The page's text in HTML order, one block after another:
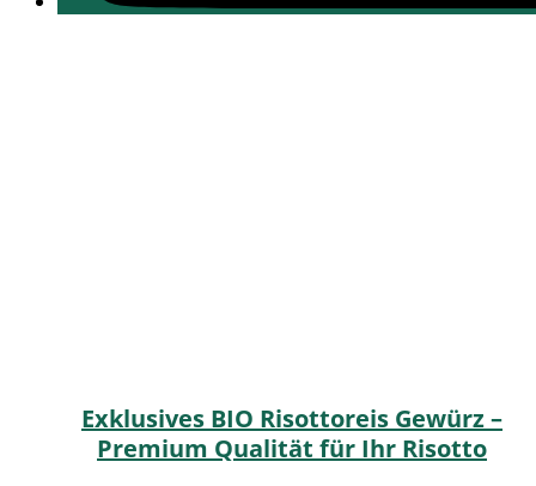
Exklusives BIO Risottoreis Gewürz –
Premium Qualität für Ihr Risotto